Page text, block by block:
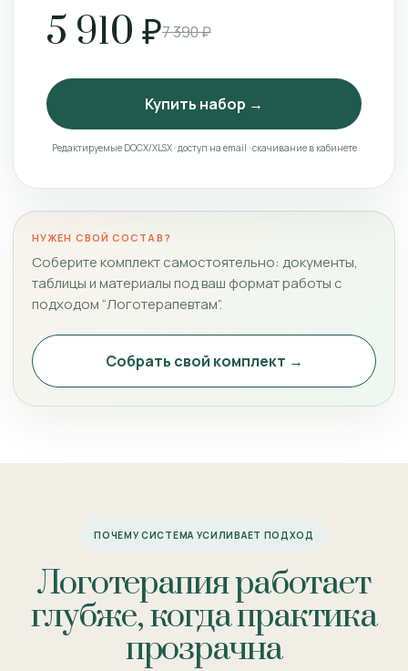
5 910 ₽7 390 ₽
Купить набор →
Редактируемые DOCX/XLSX · доступ на email · скачивание в кабинете
НУЖЕН СВОЙ СОСТАВ?
Соберите комплект самостоятельно: документы,
таблицы и материалы под ваш формат работы с
подходом “Логотерапевтам”.
Собрать свой комплект →
ПОЧЕМУ СИСТЕМА УСИЛИВАЕТ ПОДХОД
Логотерапия работает
глубже, когда практика
прозрачна